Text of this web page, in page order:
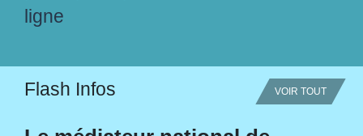
ligne
Flash Infos VOIR TOUT